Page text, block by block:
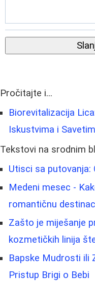
Pročitajte i...
Biorevitalizacija
Iskustvima i
Tekstovi na srodnim
Utisci sa
Medeni mesec -
romantičnu
Zašto je miješanje
kozmetičkih linija
Bapske Mudrosti ili
Pristup Brigi o Bebi